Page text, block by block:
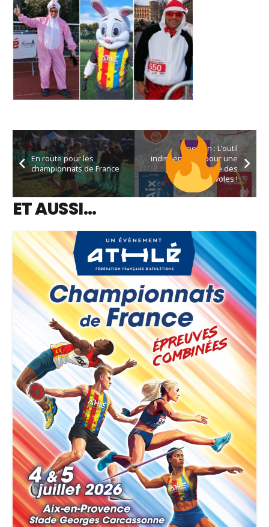
En route pour les
championnats de France
Qoezion : L’outil
indispensable pour une
gestion efficace des
bénévoles !
ET AUSSI…